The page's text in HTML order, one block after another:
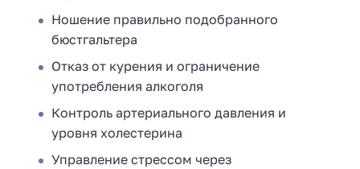
Ношение правильно подобранного
бюстгальтера
Отказ от курения и ограничение
употребления алкоголя
Контроль артериального давления и
уровня холестерина
Управление стрессом через